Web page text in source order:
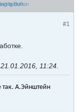
#1
21.01.2016, 11:24
так. А.Эйнштейн